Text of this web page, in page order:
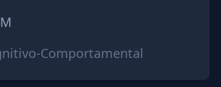
Comportamental